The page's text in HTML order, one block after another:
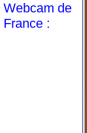
Webcam de
France :